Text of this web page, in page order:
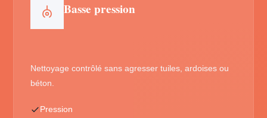
Basse pression
Nettoyage contrôlé sans agresser tuiles, ardoises ou
béton.
Pression